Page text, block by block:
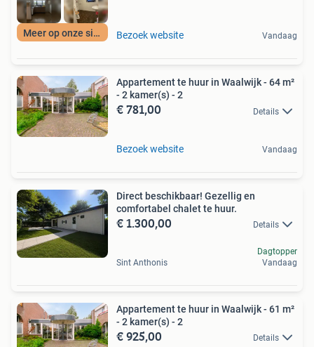
Meer op onze site Bezoek website Vandaag
Appartement te huur in Waalwijk - 64 m²
- 2 kamer(s) - 2
€ 781,00 Details
Bezoek website Vandaag
Direct beschikbaar! Gezellig en
comfortabel chalet te huur.
€ 1.300,00 Details
Sint Anthonis
Dagtopper
Vandaag
Appartement te huur in Waalwijk - 61 m²
- 2 kamer(s) - 2
€ 925,00 Details